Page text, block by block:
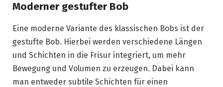
Moderner gestufter Bob
Eine moderne Variante des klassischen Bobs ist der
gestufte Bob. Hierbei werden verschiedene Längen
und Schichten in die Frisur integriert, um mehr
Bewegung und Volumen zu erzeugen. Dabei kann
man entweder subtile Schichten für einen